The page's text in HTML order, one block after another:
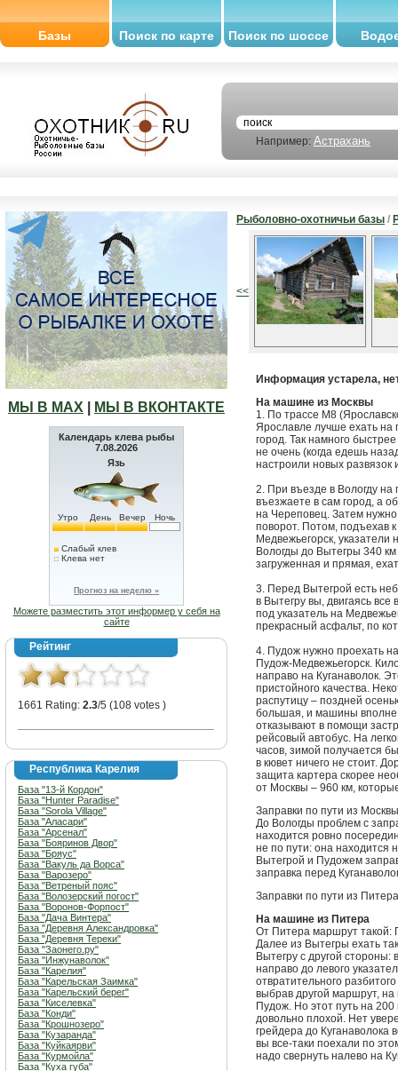
Базы Поиск по карте Поиск по шоссе
Например: Астрахань
МЫ В МАХ МЫ В ВКОНТАКТЕ
Календарь клева рыбы
7.08.2026
Язь
Утро День Вечер Ночь
Слабый клев
Клева нет
Прогноз на неделю »
Можете разместить этот информер у себя на
сайте
Рейтинг
1661 Rating: 2.3/5 (108 votes )
Республика Карелия
База "13-й Кордон"
База "Hunter Paradise"
База "Sorola Village"
База "Аласари"
База "Арсенал"
База "Бояринов Двор"
База "Бряус"
База "Вакуль да Ворса"
База "Варозеро"
База "Ветреный пояс"
База "Волозерский погост"
База "Воронов-Форпост"
База "Дача Винтера"
База "Деревня Александровка"
База "Деревня Тереки"
База "Заонего.ру"
База "Инжунаволок"
База "Карелия"
База "Карельская Заимка"
База "Карельский берег"
База "Киселевка"
База "Конди"
База "Крошнозеро"
База "Кузаранда"
База "Куйкаярви"
База "Курмойла"
База "Куха губа"
Рыболовно-охотничьи базы /
<<
Информация устарела,
На машине из Москвы
1. По трассе М8
Ярославле лучше ехать на
город. Так намного
не очень (когда едешь
настроили новых развязок
2. При въезде в Вологду на
въезжаете в сам город, а
на Череповец. Затем
поворот. Потом, подъехав
Медвежьегорск,
Вологды до Вытегры 340
загруженная и прямая,
3. Перед Вытегрой есть
в Вытегру вы, двигаясь
под указатель на
прекрасный асфальт, по
4. Пудож нужно проехать
Пудож-Медвежьегорск.
направо на Куганаволок.
пристойного качества.
распутицу – поздней
большая, и машины вполне
отказывают в помощи
рейсовый автобус. На
часов, зимой получается
в кювет ничего не стоит.
защита картера скорее
от Москвы – 960 км,
Заправки по пути из Москвы
До Вологды проблем с
находится ровно
не по пути: она находится
Вытегрой и Пудожем
заправка перед
Заправки по пути из
На машине из Питера
От Питера маршрут такой:
Далее из Вытегры ехать
Вытегру с другой стороны:
направо до левого
отвратительного
выбрав другой маршрут,
Пудож. Но этот путь на
довольно плохой. Нет
грейдера до Куганаволока
вы все-таки поехали по
надо свернуть налево на